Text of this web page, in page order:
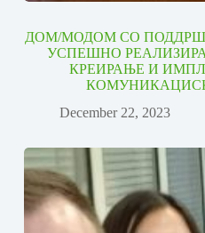
ДОМ/МОДОМ СО
УСПЕШНО
КРЕИРАЊЕ И
December 22, 2023